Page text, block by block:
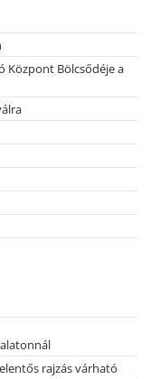
Központ Bölcsődéje a
rajzás várható